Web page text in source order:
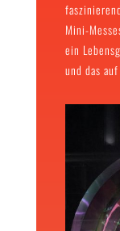
Mini-
ein
und das